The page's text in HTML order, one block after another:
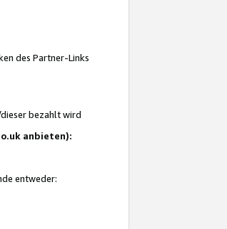
des Partner-Links
bezahlt wird
anbieten):
entweder: